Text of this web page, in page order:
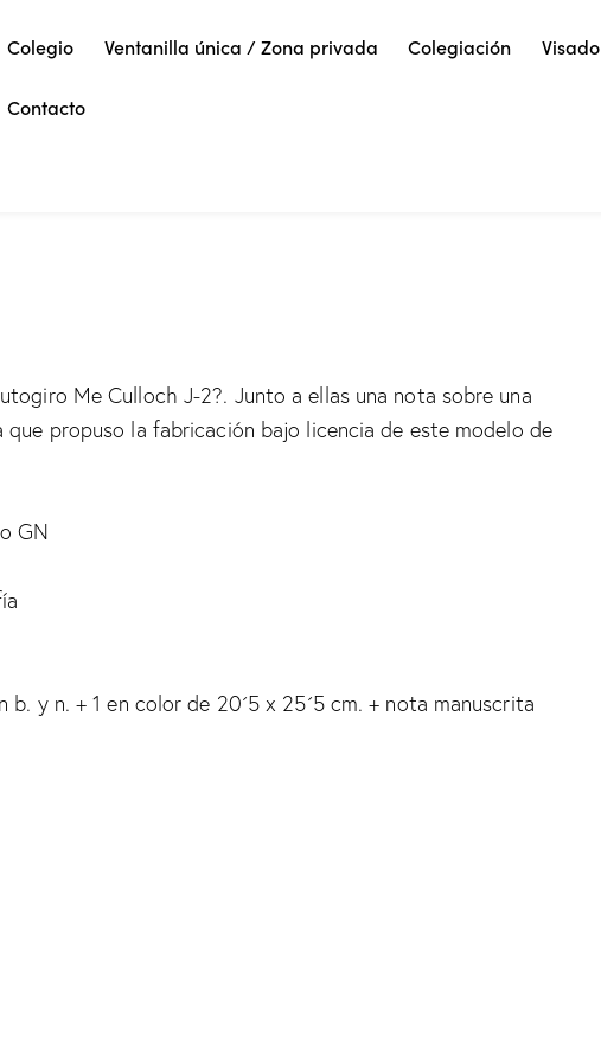
Colegio Ventanilla única / Zona privada Colegiación Visado
Contacto
Me Culloch J-2?. Junto a ellas una nota sobre una
que propuso la fabricación bajo licencia de este modelo de
GN
y n. + 1 en color de 20´5 x 25´5 cm. + nota manuscrita